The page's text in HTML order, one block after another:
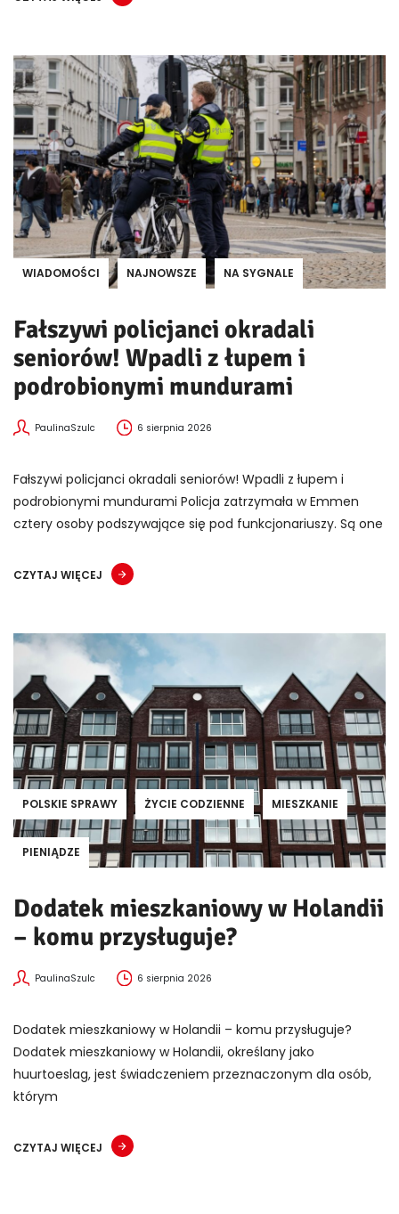
WIADOMOŚCI NAJNOWSZE NA SYGNALE
Fałszywi policjanci okradali
seniorów! Wpadli z łupem i
podrobionymi mundurami
PaulinaSzulc 6 sierpnia 2026
Fałszywi policjanci okradali seniorów! Wpadli z łupem i
podrobionymi mundurami Policja zatrzymała w Emmen
cztery osoby podszywające się pod funkcjonariuszy. Są one
CZYTAJ WIĘCEJ
POLSKIE SPRAWY ŻYCIE CODZIENNE MIESZKANIE
PIENIĄDZE
Dodatek mieszkaniowy w Holandii
– komu przysługuje?
PaulinaSzulc 6 sierpnia 2026
Dodatek mieszkaniowy w Holandii – komu przysługuje?
Dodatek mieszkaniowy w Holandii, określany jako
huurtoeslag, jest świadczeniem przeznaczonym dla osób,
którym
CZYTAJ WIĘCEJ